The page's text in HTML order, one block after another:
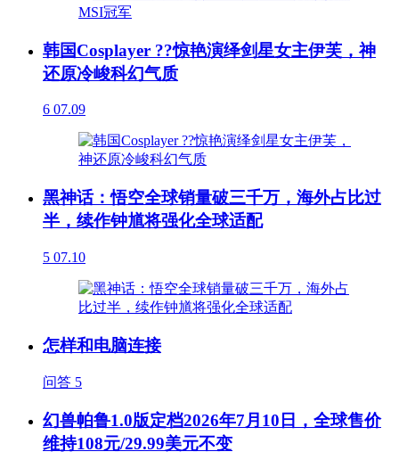
韩国Cosplayer ??惊艳演绎剑星女主伊芙，神
还原冷峻科幻气质
6 07.09
黑神话：悟空全球销量破三千万，海外占比过
半，续作钟馗将强化全球适配
5 07.10
怎样和电脑连接
问答 5
幻兽帕鲁1.0版定档2026年7月10日，全球售价
维持108元/29.99美元不变